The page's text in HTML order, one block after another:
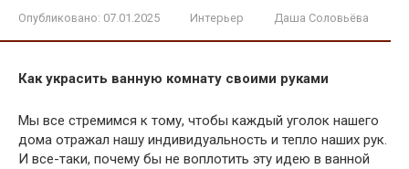
Опубликовано: 07.01.2025 Интерьер Даша Соловьёва
Как украсить ванную комнату своими руками
Мы все стремимся к тому, чтобы каждый уголок нашего
дома отражал нашу индивидуальность и тепло наших рук.
И все-таки, почему бы не воплотить эту идею в ванной